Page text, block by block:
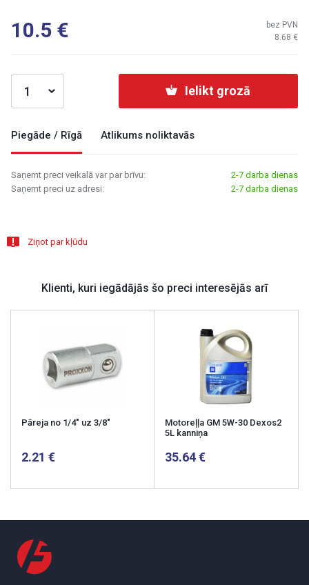
10.5 8.68
bez PVN
Ielikt grozā
Piegāde / Rīgā Atlikums noliktavās
Saņemt preci veikalā var par brīvu:
2-7 darba dienas
Saņemt preci uz adresi:
2-7 darba dienas
Ziņot par kļūdu
Klienti, kuri iegādājās šo preci interesējās arī
Pāreja no 1/4" uz 3/8"
2.21
Motoreļļa GM 5W-30 Dexos2
5L kanniņa
35.64